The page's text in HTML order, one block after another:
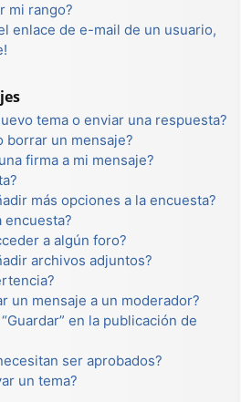
mi rango?
enlace de e-mail de un usuario,
tema o enviar una respuesta?
borrar un mensaje?
firma a mi mensaje?
más opciones a la encuesta?
encuesta?
a algún foro?
archivos adjuntos?
un mensaje a un moderador?
en la publicación de
ser aprobados?
un tema?